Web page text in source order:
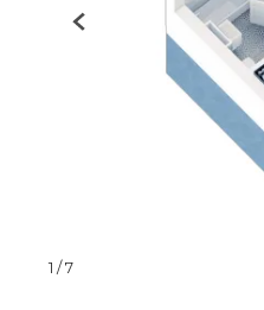
1 /7
Previous